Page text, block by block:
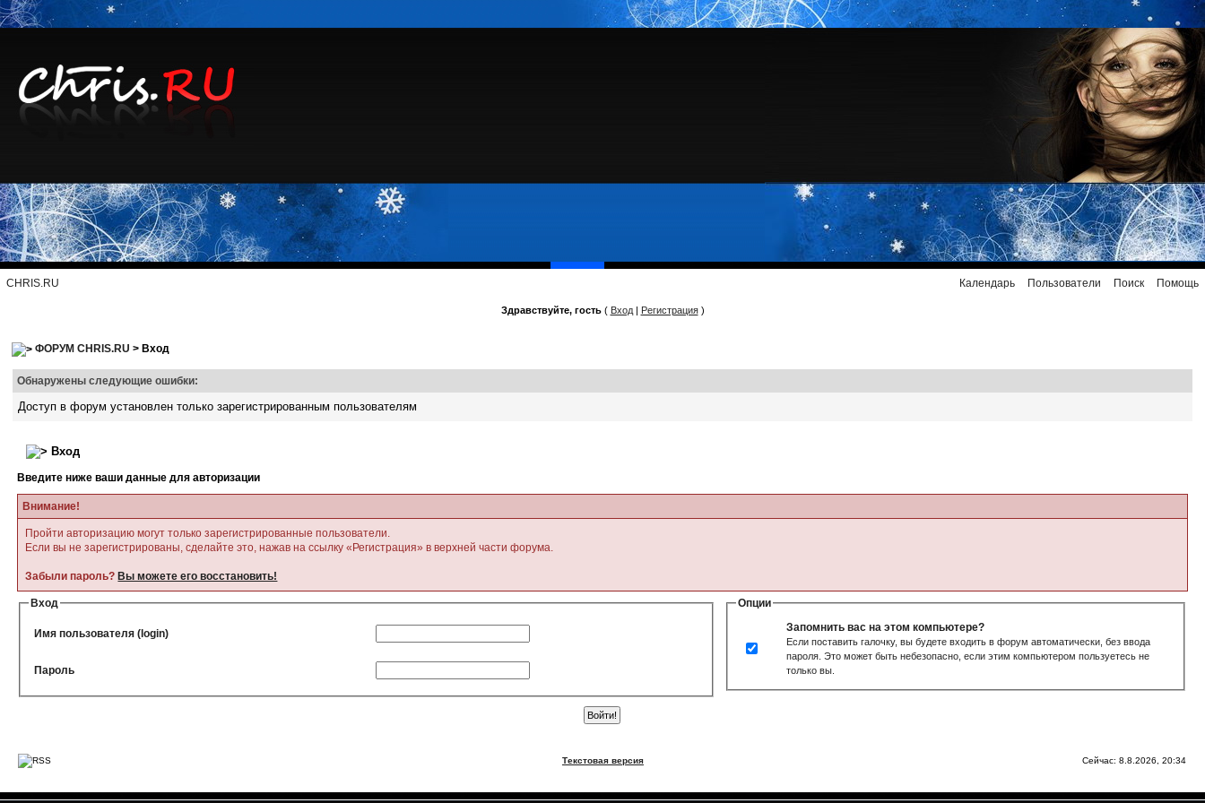
CHRIS.RU Помощь
Поиск
Пользователи
Календарь
Здравствуйте, гость( Вход| Регистрация)
ФОРУМ CHRIS.RU > Вход
Обнаружены следующие ошибки:
Доступ в форум установлен только зарегистрированным пользователям
Вход
Введите ниже ваши данные для авторизации
Внимание!
Пройти авторизацию могут только зарегистрированные пользователи.
Если вы не зарегистрированы, сделайте это, нажав на ссылку «Регистрация» в верхней части форума.
Забыли пароль? Вы можете его восстановить!
Вход
Имя пользователя (login)
Пароль
Опции
Запомнить вас на этом компьютере?
Если поставить галочку, вы будете входить в форум автоматически, без ввода
пароля. Это может быть небезопасно, если этим компьютером пользуетесь не
только вы.
Текстовая версия Сейчас: 8.8.2026, 20:34